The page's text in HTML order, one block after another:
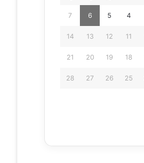
4
5
6
7
11
12
13
14
18
19
20
21
25
26
27
28